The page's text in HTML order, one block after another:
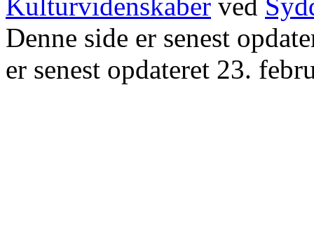
Kulturvidenskaber ved
Denne side er senest
er senest opdateret 23.